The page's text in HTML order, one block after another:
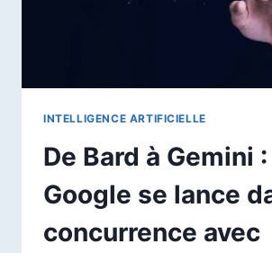
INTELLIGENCE ARTIFICIELLE
De Bard à Gemini :
Google se lance
concurrence avec